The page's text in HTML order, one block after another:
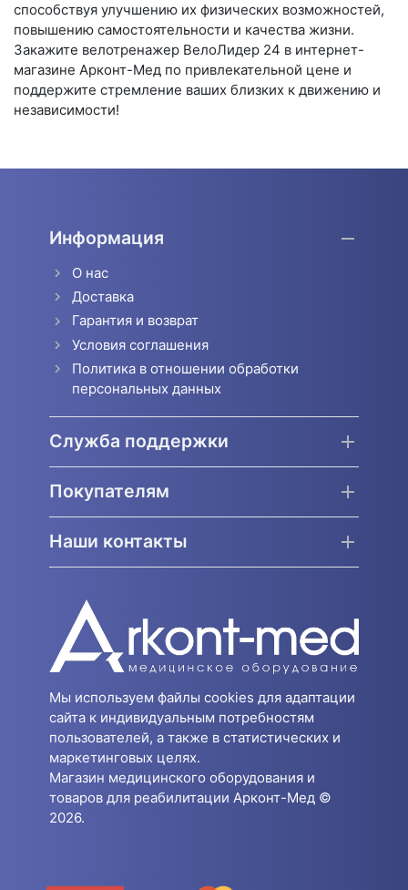
способствуя улучшению их физических возможностей,
повышению самостоятельности и качества жизни.
Закажите велотренажер ВелоЛидер 24 в интернет-
магазине Арконт-Мед по привлекательной цене и
поддержите стремление ваших близких к движению и
независимости!
Информация
О нас
Доставка
Гарантия и возврат
Условия соглашения
Политика в отношении обработки
персональных данных
Служба поддержки
Покупателям
Наши контакты
Мы используем файлы cookies для адаптации
сайта к индивидуальным потребностям
пользователей, а также в статистических и
маркетинговых целях.
Магазин медицинского оборудования и
товаров для реабилитации Арконт-Мед ©
2026.